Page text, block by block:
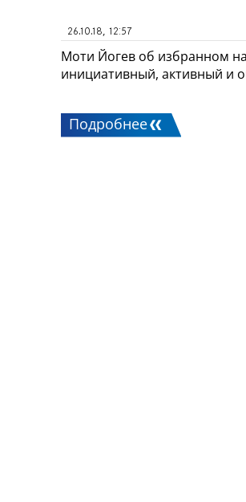
26.10.18, 12:57
Моти Йогев об избранном
инициативный, активный и
Подробнее